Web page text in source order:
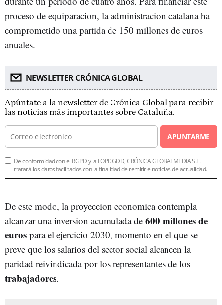
proceso de equiparacion, la administracion catalana ha
comprometido una partida de 150 millones de euros
anuales.
NEWSLETTER CRÓNICA GLOBAL
Apúntate a la newsletter de Crónica Global para recibir
las noticias más importantes sobre Cataluña.
APUNTARME
De conformidad con el RGPD y la LOPDGDD, CRÓNICA GLOBALMEDIA S.L.
tratará los datos facilitados con la finalidad de remitirle noticias de actualidad.
De este modo, la proyeccion economica contempla
alcanzar una inversion acumulada de 600 millones de
euros para el ejercicio 2030, momento en el que se
preve que los salarios del sector social alcancen la
paridad reivindicada por los representantes de los
trabajadores.